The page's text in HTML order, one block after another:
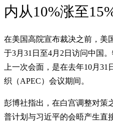
内从10%涨至
在美国高院宣布裁决之前，美
于3月31日至4月2日访问中国
上一次会面，是在去年10月31
织（APEC）会议期间。
彭博社指出，在白宫调整对策
普计划与习近平的会晤产生直